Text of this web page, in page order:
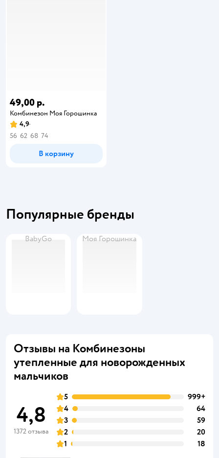
49,00 р.
Комбинезон Моя Горошинка
4,9
56 62 68 74
В корзину
Популярные бренды
BabyGo Моя Горошинка
Отзывы на Комбинезоны
утепленные для новорожденных
мальчиков
4,8
1372 отзыва
5
999+
4
64
3
59
2
20
1
18